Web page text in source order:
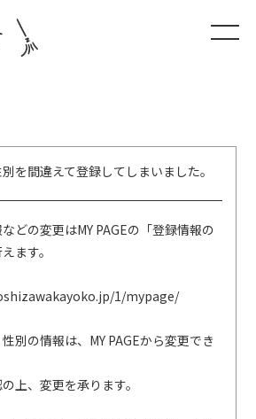
OSHIRA RUNRUN
MITSUA
MI
MABORO HATENA
を間違えて登録してしまいました。
どの変更はMY PAGEの「登録情報の
ます。
1/mypage/
別の情報は、MY PAGEから変更でき
上、変更を承ります。